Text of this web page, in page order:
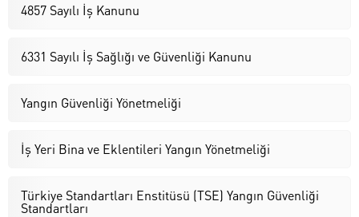
4857 Sayılı İş Kanunu
6331 Sayılı İş Sağlığı ve Güvenliği Kanunu
Yangın Güvenliği Yönetmeliği
İş Yeri Bina ve Eklentileri Yangın Yönetmeliği
Türkiye Standartları Enstitüsü (TSE) Yangın Güvenliği
Standartları